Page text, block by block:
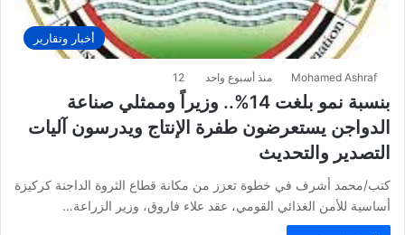
أخبار وتقارير
Mohamed Ashraf منذ أسبوع واحد 12
بنسبة نمو بلغت 14%.. وزيراً وممثلي صناعة
الدواجن يستعرضون طفرة الإنتاج ويدرسون آليات
التصدير والتحديث
كتب/محمد أشرف في خطوة تعزز من مكانة قطاع الثروة الداجنة كركيزة
أساسية للأمن الغذائي القومي، عقد علاء فاروق، وزير الزراعة…